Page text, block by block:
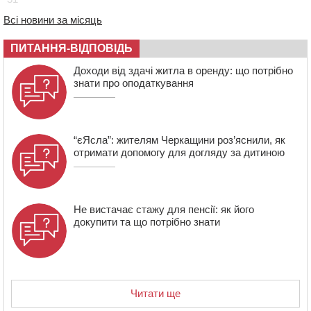
агітаторку, яка закликала до захоплення України
12:50 “Як сказати дитині, що тато загинув?”: для
вихователів Черкащини запускають серію унікальних
тренінгів
Всі новини за місяць
ПИТАННЯ-ВІДПОВІДЬ
Доходи від здачі житла в оренду: що потрібно
знати про оподаткування
“єЯсла”: жителям Черкащини роз’яснили, як
отримати допомогу для догляду за дитиною
Не вистачає стажу для пенсії: як його
докупити та що потрібно знати
Читати ще